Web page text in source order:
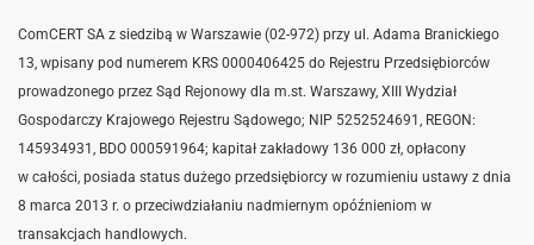
ComCERT SA z siedzibą w Warszawie (02-972) przy ul. Adama Branickiego
13, wpisany pod numerem KRS 0000406425 do Rejestru Przedsiębiorców
prowadzonego przez Sąd Rejonowy dla m.st. Warszawy, XIII Wydział
Gospodarczy Krajowego Rejestru Sądowego; NIP 5252524691, REGON:
145934931, BDO 000591964; kapitał zakładowy 136 000 zł, opłacony
w całości, posiada status dużego przedsiębiorcy w rozumieniu ustawy z dnia
8 marca 2013 r. o przeciwdziałaniu nadmiernym opóźnieniom w
transakcjach handlowych.